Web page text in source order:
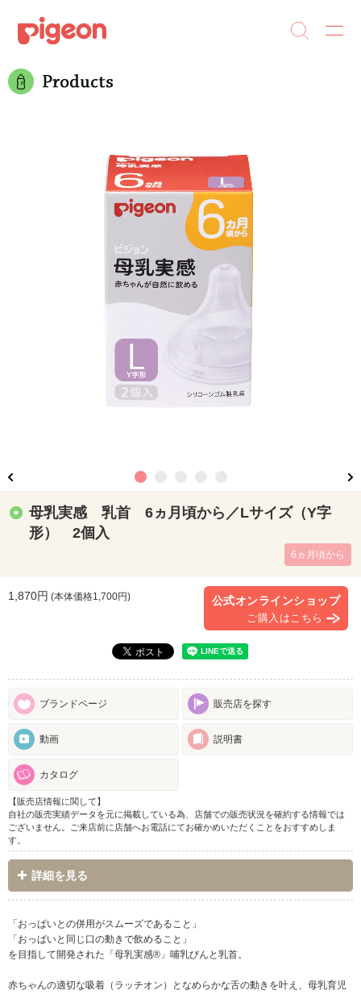
母乳実感 乳首 6ヵ月頃から／Lサイズ（Y字
形） 2個入
6ヵ月頃から
1,870円 (本体価格1,700円) 公式オンラインショップ
ご購入はこちら
ブランドページ 販売店を探す
動画 説明書
カタログ
【販売店情報に関して】
自社の販売実績データを元に掲載している為、店舗での販売状況を確約する情報では
ございません。ご来店前に店舗へお電話にてお確かめいただくことをおすすめしま
す。
詳細を見る
「おっぱいとの併用がスムーズであること」
「おっぱいと同じ口の動きで飲めること」
を目指して開発された「母乳実感®」哺乳びんと乳首。
赤ちゃんの適切な吸着（ラッチオン）となめらかな舌の動きを叶え、母乳育児